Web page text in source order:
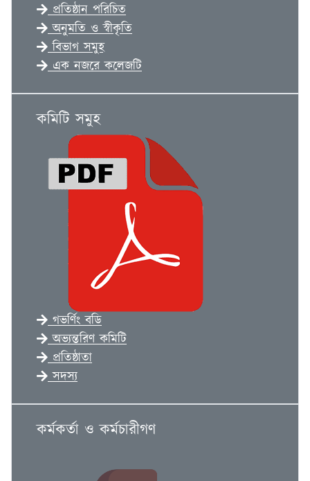
প্রতিষ্ঠান পরিচিত
অনুমতি ও স্বীকৃতি
বিভাগ সমুহ
এক নজরে কলেজটি
কমিটি সমুহ
গভর্ণিং বডি
অভ্যন্তরিণ কমিটি
প্রতিষ্ঠাতা
সদস্য
কর্মকর্তা ও কর্মচারীগণ